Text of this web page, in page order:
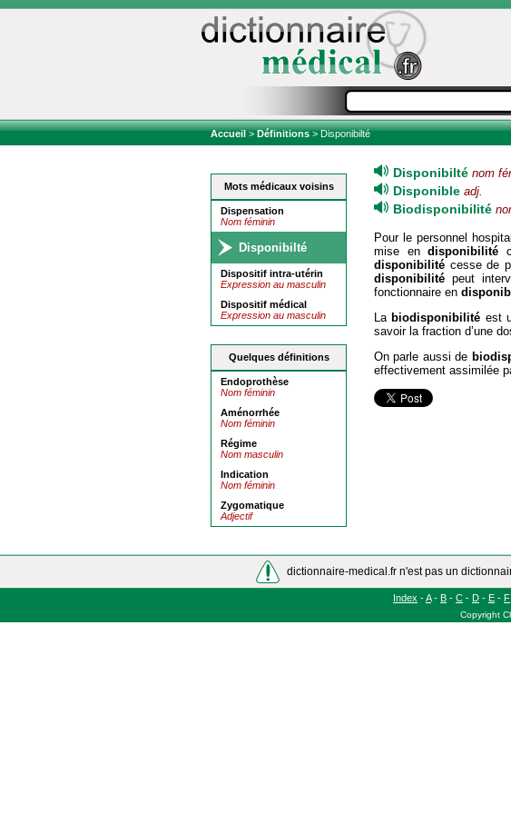
Accueil>Définitions> Disponibilté
Mots médicaux voisins
Dispensation
Nom féminin
Disponibilté
Dispositif intra-utérin
Expression au masculin
Dispositif médical
Expression au masculin
Quelques définitions
Endoprothèse
Nom féminin
Aménorrhée
Nom féminin
Régime
Nom masculin
Indication
Nom féminin
Zygomatique
Adjectif
Disponibilté nom
Disponible adj.
Biodisponibilité
Pour le personnel
mise endisponibilité
disponibilité cesse de
disponibilité peut
fonctionnaire en
La biodisponibilité est
savoir la fraction d’une
On parle aussi de
effectivement assimilée
dictionnaire-medical.fr n'est pas un
Index -A- B - C - D - E - F
Copyright